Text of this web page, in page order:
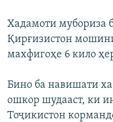
ГУЗОРИШҲОИ РАДИОӢ
Русский
ПАЙГИРӢ КУНЕД
Хадамоти мубориза
Қирғизистон
махфигоҳе 6 кило
Бино ба навишати
ошкор шудааст, ки
Тоҷикистон